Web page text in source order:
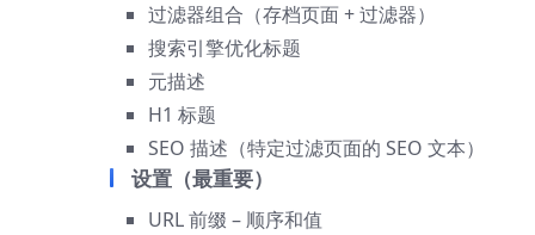
过滤器组合（存档页面 + 过滤器）
搜索引擎优化标题
元描述
H1 标题
SEO 描述（特定过滤页面的 SEO 文本）
设置（最重要）
URL 前缀 – 顺序和值